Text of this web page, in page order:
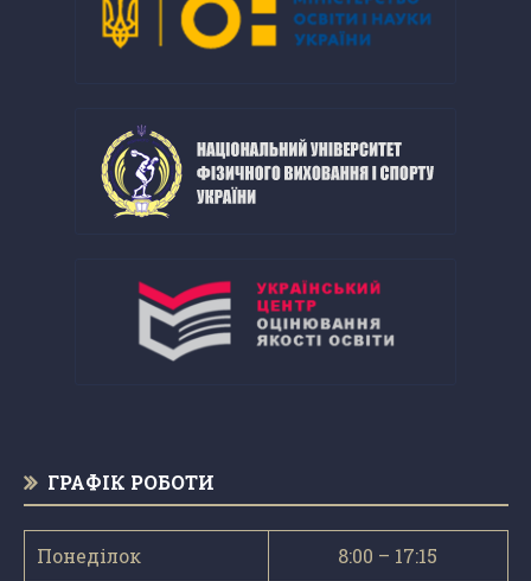
ГРАФІК РОБОТИ
Понеділок 8:00 – 17:15